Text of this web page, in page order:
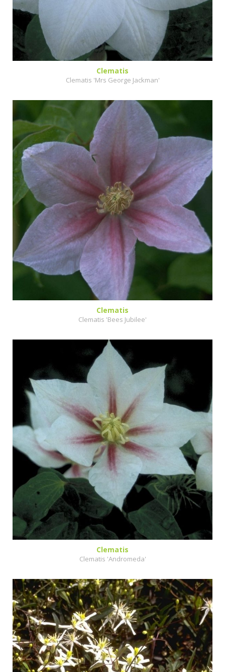
Clematis
Clematis 'Mrs George Jackman'
Clematis
Clematis 'Bees Jubilee'
Clematis
Clematis 'Andromeda'